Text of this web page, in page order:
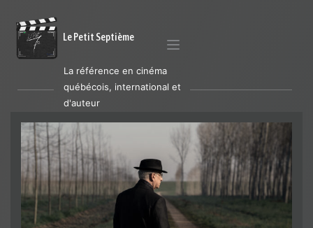
Le Petit Septième
La référence en cinéma
québécois, international et
d'auteur